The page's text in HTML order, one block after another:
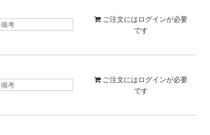
ご注文には ログインが必要
です
ご注文には ログインが必要
です